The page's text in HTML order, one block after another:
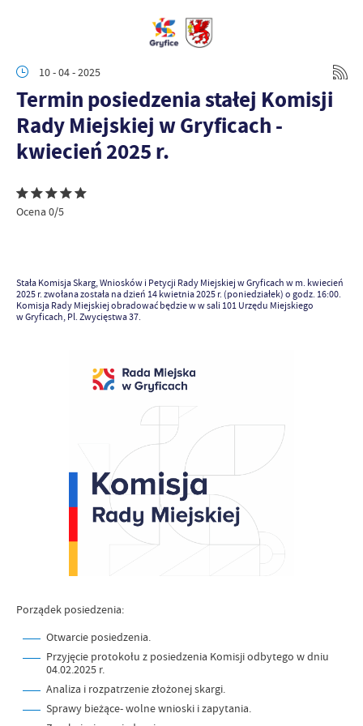
10 - 04 - 2025
Termin posiedzenia stałej Komisji
Rady Miejskiej w Gryficach -
kwiecień 2025 r.
Ocena 0/5
Stała Komisja Skarg, Wniosków i Petycji Rady Miejskiej w Gryficach w m. kwiecień
2025 r. zwołana została na dzień 14 kwietnia 2025 r. (poniedziałek) o godz. 16:00.
Komisja Rady Miejskiej obradować będzie w w sali 101 Urzędu Miejskiego
w Gryficach, Pl. Zwycięstwa 37.
Porządek posiedzenia:
Otwarcie posiedzenia.
Przyjęcie protokołu z posiedzenia Komisji odbytego w dniu
04.02.2025 r.
Analiza i rozpatrzenie złożonej skargi.
Sprawy bieżące- wolne wnioski i zapytania.